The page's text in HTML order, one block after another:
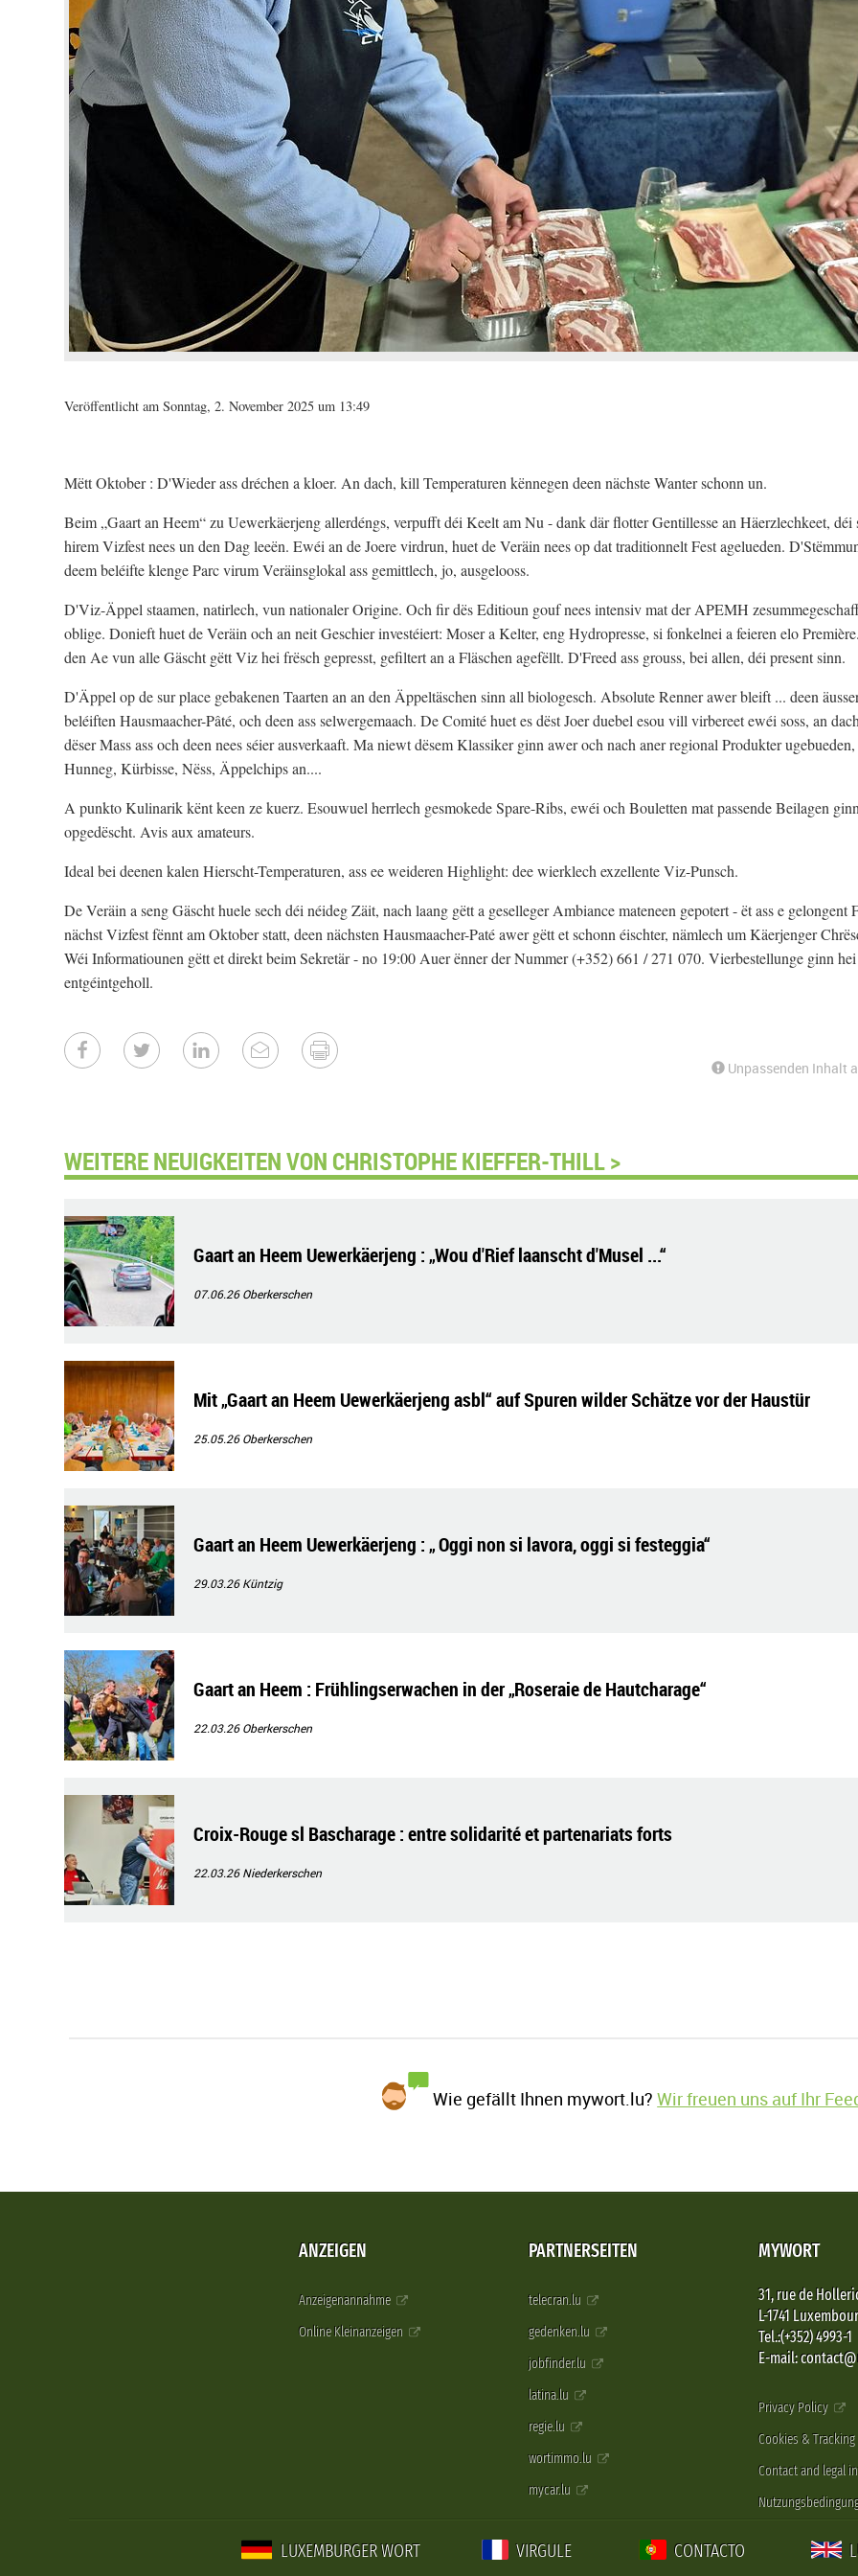
Veröffentlicht am Sonntag, 2. November 2025 um 13:49
Mëtt Oktober : D'Wieder ass dréchen a kloer. An dach, kill Temperaturen kënnegen deen nächste Wanter schonn un.
Beim „Gaart an Heem“ zu Uewerkäerjeng allerdéngs, verpufft déi Keelt am Nu - dank där flotter Gentillesse an Häerzlechkeet, déi
hirem Vizfest nees un den Dag leeën. Ewéi an de Joere virdrun, huet de Veräin nees op dat traditionnelt Fest agelueden.
deem beléifte klenge Parc virum Veräinsglokal ass gemittlech, jo, ausgelooss.
D'Viz-Äppel staamen, natirlech, vun nationaler Origine. Och fir dës Editioun gouf nees intensiv mat der APEMH
oblige. Donieft huet de Veräin och an neit Geschier investéiert: Moser a Kelter, eng Hydropresse, si fonkelnei a feieren elo
den Ae vun alle Gäscht gëtt Viz hei frësch gepresst, gefiltert an a Fläschen agefëllt. D'Freed ass grouss, bei allen, déi present sinn.
D'Äppel op de sur place gebakenen Taarten an an den Äppeltäschen sinn all biologesch. Absolute Renner awer bleift ... deen
beléiften Hausmaacher-Pâté, och deen ass selwergemaach. De Comité huet es dëst Joer duebel esou vill virbereet ewéi soss, an
dëser Mass ass och deen nees séier ausverkaaft. Ma niewt dësem Klassiker ginn awer och nach aner regional Produkter
Hunneg, Kürbisse, Nëss, Äppelchips an....
A punkto Kulinarik kënt keen ze kuerz. Esouwuel herrlech gesmokede Spare-Ribs, ewéi och Bouletten mat passende Beilagen ginn
opgedëscht. Avis aux amateurs.
Ideal bei deenen kalen Hierscht-Temperaturen, ass ee weideren Highlight: dee wierklech exzellente Viz-Punsch.
De Veräin a seng Gäscht huele sech déi néideg Zäit, nach laang gëtt a geselleger Ambiance mateneen gepotert - ët ass e gelongent
nächst Vizfest fënnt am Oktober statt, deen nächsten Hausmaacher-Paté awer gëtt et schonn éischter, nämlech um Käerjenger
Wéi Informatiounen gëtt et direkt beim Sekretär - no 19:00 Auer ënner der Nummer (+352) 661 / 271 070. Vierbestellunge ginn
entgéintgeholl.
Unpassenden Inhalt
WEITERE NEUIGKEITEN VON CHRISTOPHE KIEFFER-THILL >
Gaart an Heem Uewerkäerjeng : „Wou d'Rief laanscht d'Musel ...“
07.06.26Oberkerschen
Mit „Gaart an Heem Uewerkäerjeng asbl“ auf Spuren wilder Schätze vor der Haustür
25.05.26Oberkerschen
Gaart an Heem Uewerkäerjeng : „ Oggi non si lavora, oggi si festeggia“
29.03.26Küntzig
Gaart an Heem : Frühlingserwachen in der „Roseraie de Hautcharage“
22.03.26Oberkerschen
Croix-Rouge sl Bascharage : entre solidarité et partenariats forts
22.03.26Niederkerschen
Wie gefällt Ihnen mywort.lu?Wir freuen uns auf Ihr
ANZEIGEN
Anzeigenannahme
Online Kleinanzeigen
PARTNERSEITEN
telecran.lu
gedenken.lu
jobfinder.lu
latina.lu
regie.lu
wortimmo.lu
mycar.lu
MYWORT
31, rue de
L-1741
Tel.:(+352) 4993-1
E-mail:
Privacy Policy
Cookies & Tracking
Contact and legal
LUXEMBURGER WORT VIRGULE CONTACTO